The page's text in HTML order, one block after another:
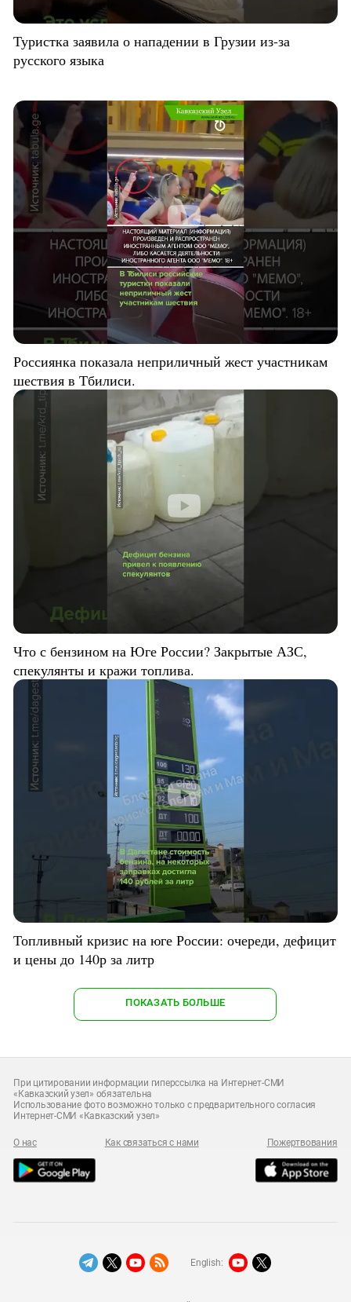
Туристка заявила о нападении в Грузии из-за
русского языка
Россиянка показала неприличный жест участникам
шествия в Тбилиси.
Что с бензином на Юге России? Закрытые АЗС,
спекулянты и кражи топлива.
Топливный кризис на юге России: очереди, дефицит
и цены до 140р за литр
ПОКАЗАТЬ БОЛЬШЕ
При цитировании информации гиперссылка на Интернет-СМИ
«Кавказский узел» обязательна
Использование фото возможно только с предварительного согласия
Интернет-СМИ «Кавказский узел»
О нас Как связаться с нами Пожертвования
English: